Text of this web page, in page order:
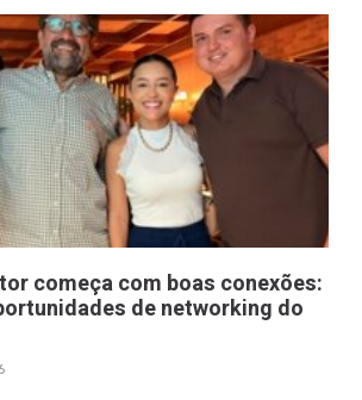
começa com boas conexões:
de networking do